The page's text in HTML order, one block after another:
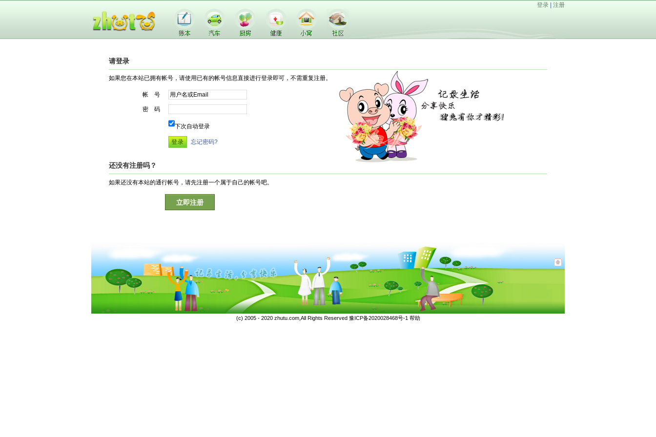
登录 注册
请登录
如果您在本站已拥有帐号，请使用已有的帐号信息直接进行登录即可，不需重复注册。
帐 号
密 码
下次自动登录
忘记密码?
还没有注册吗？
如果还没有本站的通行帐号，请先注册一个属于自己的帐号吧。
立即注册
(c) 2005 - 2020 zhutu.com,All Rights Reserved 豫ICP备2020028468号-1 帮助